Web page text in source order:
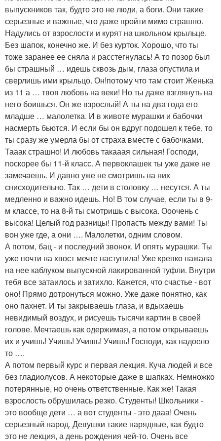
выпускников так, будто это не люди, а боги. Они такие
серьезные и важные, что даже пройти мимо страшно.
Надулись от взрослости и курят на школьном крыльце.
Без шапок, конечно же. И без курток. Хорошо, что ты
тоже заранее ее сняла и расстегнулась! А то позор был
бы страшный … идешь сквозь дым, глаза опустила и
сверлишь ими крыльцо. Он!потому что там стоит Женька
из 11 а … твоя любовь на веки! Но ты даже взглянуть на
него боишься. Он же взрослый! А ты на два года его
младше … малолетка. И в животе мурашки и бабочки
насмерть бьются. И если бы он вдруг подошел к тебе, то
ты сразу же умерла бы от страха вместе с бабочками.
Тааак страшно! И любовь такааая сильная! Господи,
поскорее бы 11-й класс. А первоклашек ты уже даже не
замечаешь. И давно уже не смотришь на них
снисходительно. Так … дети в столовку … несутся. А ты
медленно и важно идешь. Но! В том случае, если ты в 9-
м классе, то на 8-й ты смотришь с высока. Ооочень с
высока! Целый год разницы! Пропасть между вами! Ты
вон уже где, а они …. Малолетки, одним словом.
А потом, бац - и последний звонок. И опять мурашки. Ты
уже почти на хвост мечте наступила! Уже крепко нажала
на нее каблуком выпускной лакированной туфли. Внутри
тебя все затаилось и затихло. Кажется, что счастье - вот
оно! Прямо дотронуться можно. Уже даже понятно, как
оно пахнет. И ты закрываешь глаза, и вдыхаешь
невидимый воздух, и рисуешь тысячи картин в своей
голове. Мечтаешь как одержимая, а потом открываешь
их и учишь! Учишь! Учишь! Учишь! Господи, как надоело
то ….
А потом первый курс и первая лекция. Куча людей и все
без гладиолусов. А некоторые даже в шапках. Немножко
потерянные, но очень ответственные. Как же! Такая
взрослость обрушилась резко. Студенты! Школьники -
это вообще дети … а вот студенты - это дааа! Очень
серьезный народ. Девушки такие нарядные, как будто
это не лекция, а день рождения чей-то. Очень все